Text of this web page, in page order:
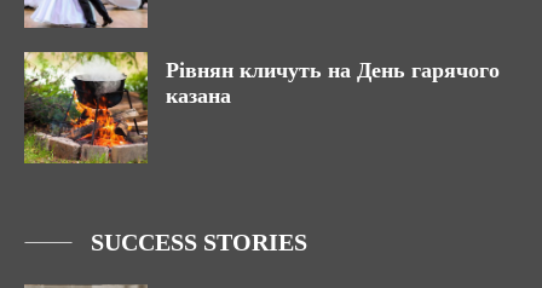
Рівнян кличуть на День гарячого
казана
SUCCESS STORIES